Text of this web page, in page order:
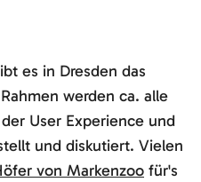
es in Dresden das
werden ca. alle
User Experience und
und diskutiert. Vielen
von Markenzoo für's